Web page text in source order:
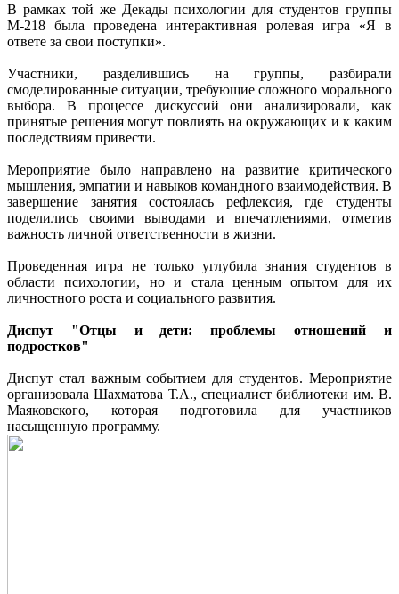
В рамках той же Декады психологии для студентов группы
М-218 была проведена интерактивная ролевая игра «Я в
ответе за свои поступки».
Участники, разделившись на группы, разбирали
смоделированные ситуации, требующие сложного морального
выбора. В процессе дискуссий они анализировали, как
принятые решения могут повлиять на окружающих и к каким
последствиям привести.
Мероприятие было направлено на развитие критического
мышления, эмпатии и навыков командного взаимодействия. В
завершение занятия состоялась рефлексия, где студенты
поделились своими выводами и впечатлениями, отметив
важность личной ответственности в жизни.
Проведенная игра не только углубила знания студентов в
области психологии, но и стала ценным опытом для их
личностного роста и социального развития.
Диспут "Отцы и дети: проблемы отношений и
подростков"
Диспут стал важным событием для студентов. Мероприятие
организовала Шахматова Т.А., специалист библиотеки им. В.
Маяковского, которая подготовила для участников
насыщенную программу.